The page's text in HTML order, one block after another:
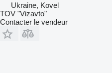
Ukraine, Kovel
TOV "Vizavto"
Contacter le vendeur